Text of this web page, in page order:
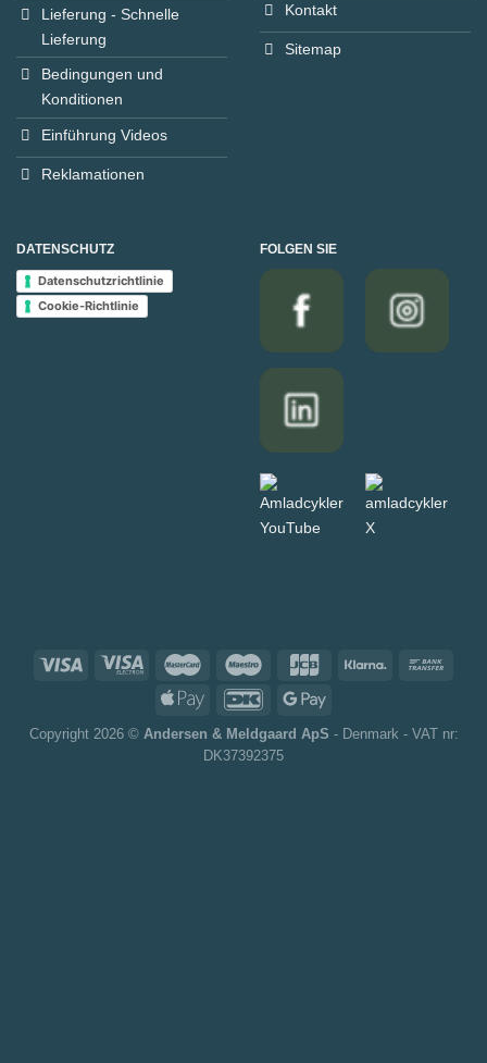
Lieferung - Schnelle
Lieferung
Bedingungen und
Konditionen
Einführung Videos
Reklamationen
Kontakt
Sitemap
DATENSCHUTZ
Datenschutzrichtlinie
Cookie-Richtlinie
FOLGEN SIE
Copyright 2026 © Andersen & Meldgaard ApS - Denmark - VAT nr:
DK37392375